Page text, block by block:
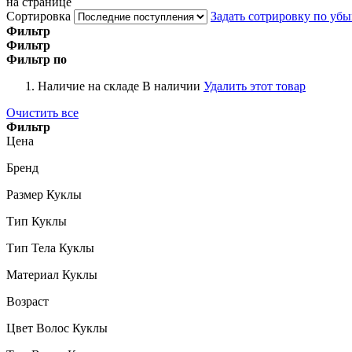
Сортировка
Задать сотрировку по
Фильтр
Фильтр
Фильтр по
Наличие на складе В наличии Удалить этот товар
Очистить все
Фильтр
Цена
Бренд
Размер Куклы
Тип Куклы
Тип Тела Куклы
Материал Куклы
Возраст
Цвет Волос Куклы